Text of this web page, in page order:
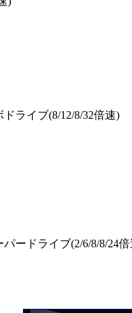
ライブ(8/12/8/32倍速)
ードライブ(2/6/8/8/24